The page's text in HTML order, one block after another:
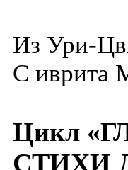
Из Ури-
С иврита
Цикл
СТИХИ